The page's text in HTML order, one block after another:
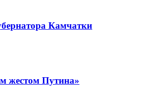
Камчатки
жестом Путина»